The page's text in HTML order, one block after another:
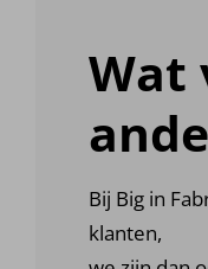
Wat
Bij Big in
klanten,